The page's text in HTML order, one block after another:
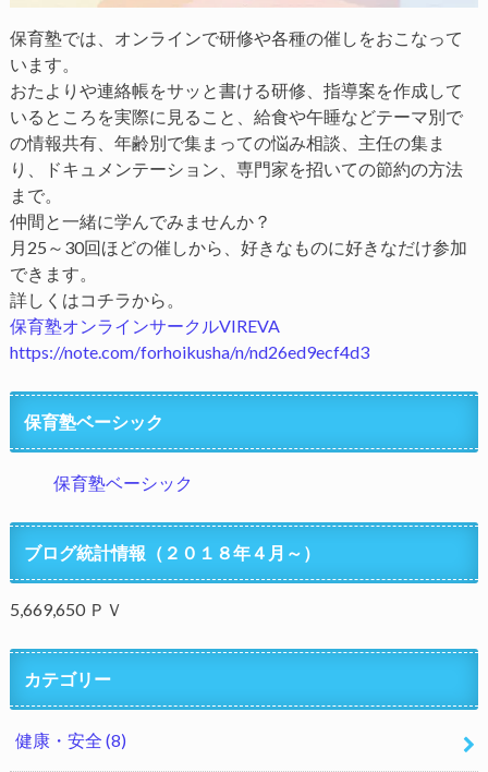
保育塾では、オンラインで研修や各種の催しをおこなって
います。
おたよりや連絡帳をサッと書ける研修、指導案を作成して
いるところを実際に見ること、給食や午睡などテーマ別で
の情報共有、年齢別で集まっての悩み相談、主任の集ま
り、ドキュメンテーション、専門家を招いての節約の方法
まで。
仲間と一緒に学んでみませんか？
月25～30回ほどの催しから、好きなものに好きなだけ参加
できます。
詳しくはコチラから。
保育塾オンラインサークルVIREVA
https://note.com/forhoikusha/n/nd26ed9ecf4d3
保育塾ベーシック
保育塾ベーシック
ブログ統計情報（２０１８年４月～）
5,669,650 ＰＶ
カテゴリー
健康・安全 (8)